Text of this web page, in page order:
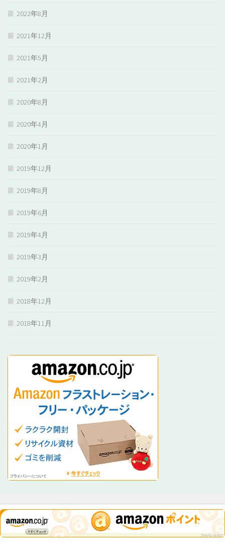
2022年8月
2021年12月
2021年5月
2021年2月
2020年8月
2020年4月
2020年1月
2019年12月
2019年8月
2019年6月
2019年4月
2019年3月
2019年2月
2018年12月
2018年11月